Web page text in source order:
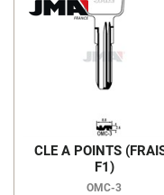
ZADI
CLE A POINTS
F1)
OMC-3